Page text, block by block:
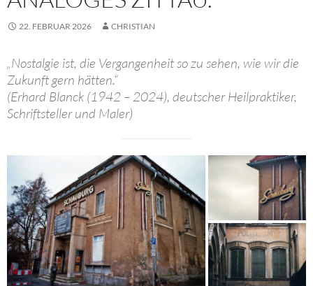
22. FEBRUAR 2026 CHRISTIAN
„Nostalgie ist, die Vergangenheit so zu sehen, wie wir die
Zukunft gern hätten.“
(Erhard Blanck (1942 – 2024), deutscher Heilpraktiker,
Schriftsteller und Maler)